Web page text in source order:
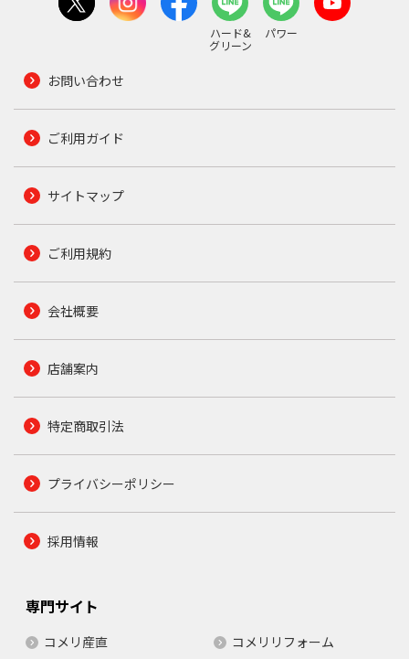
ハード&
グリーン
パワー
お問い合わせ
ご利用ガイド
サイトマップ
ご利用規約
会社概要
店舗案内
特定商取引法
プライバシーポリシー
採用情報
専門サイト
コメリ産直 コメリリフォーム